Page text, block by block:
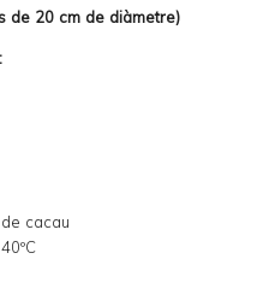
de 20 cm de diàmetre)
cacau